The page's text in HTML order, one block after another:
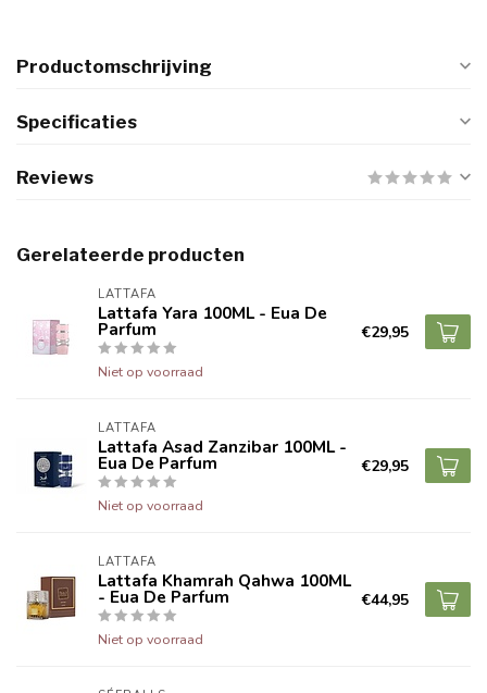
Productomschrijving
Specificaties
Reviews
Gerelateerde producten
LATTAFA
Lattafa Yara 100ML - Eua De
Parfum
Niet op voorraad
€29,95
LATTAFA
Lattafa Asad Zanzibar 100ML -
Eua De Parfum
Niet op voorraad
€29,95
LATTAFA
Lattafa Khamrah Qahwa 100ML
- Eua De Parfum
Niet op voorraad
€44,95